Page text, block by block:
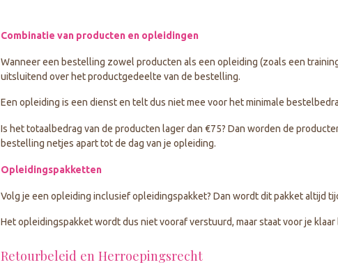
Combinatie van producten en opleidingen
Wanneer een bestelling zowel producten als een opleiding (zoals een
uitsluitend over het productgedeelte van de bestelling.
Een opleiding is een dienst en telt dus niet mee voor het minimale
Is het totaalbedrag van de producten lager dan €75? Dan worden de
bestelling netjes apart tot de dag van je opleiding.
Opleidingspakketten
Volg je een opleiding inclusief opleidingspakket? Dan wordt dit pakket altijd
Het opleidingspakket wordt dus niet vooraf verstuurd, maar staat voor je
Retourbeleid en Herroepingsrecht